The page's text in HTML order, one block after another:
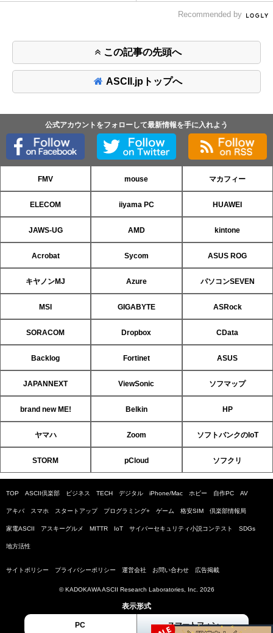
Recommended by
この記事の先頭へ
ASCII.jpトップへ
公式アカウントをフォローして最新情報を手に入れよう
FMV mouse マカフィー
ELECOM iiyama PC HUAWEI
JAWS-UG AMD kintone
Acrobat Sycom ASUS ROG
キヤノンMJ Azure パソコンSEVEN
MSI GIGABYTE ASRock
SORACOM Dropbox CData
Backlog Fortinet ASUS
JAPANNEXT ViewSonic ソフマップ
brand new ME! Belkin HP
ヤマハ Zoom ソフトバンクのIoT
STORM pCloud ソフクリ
TOP ASCII倶楽部 ビジネス TECH デジタル iPhone/Mac ホビー 自作PC AV
アキバ スマホ スタートアップ プログラミング+ ゲーム 格安SIM 倶楽部情報局
家電ASCII アスキーグルメ MITTR IoT サイバーセキュリティ小説コンテスト SDGs
地方活性
サイトポリシー プライバシーポリシー 運営会社 お問い合わせ 広告掲載
© KADOKAWA ASCII Research Laboratories, Inc. 2026
表示形式
PC スマートフォン